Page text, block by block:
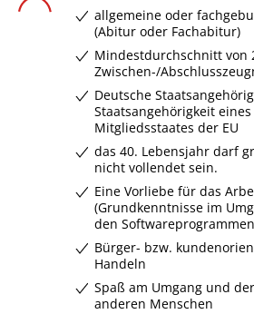
allgemeine oder
(Abitur oder Fachabitur)
Mindestdurchschnitt von
Zwischen-/
Deutsche
Staatsangehörigkeit
Mitgliedsstaates der EU
das 40. Lebensjahr darf
nicht vollendet sein.
Eine Vorliebe für das
(Grundkenntnisse im
den
Bürger- bzw.
Handeln
Spaß am Umgang und
anderen Menschen